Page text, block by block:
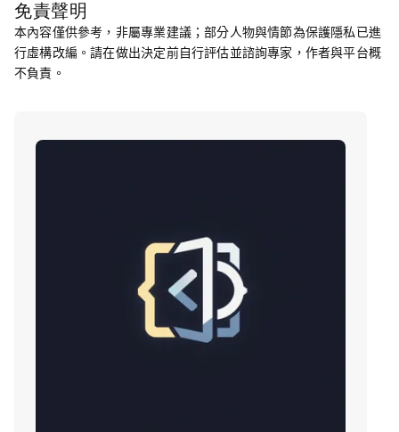
免責聲明
本內容僅供參考，非屬專業建議；部分人物與情節為保護隱私已進
行虛構改編。請在做出決定前自行評估並諮詢專家，作者與平台概
不負責。